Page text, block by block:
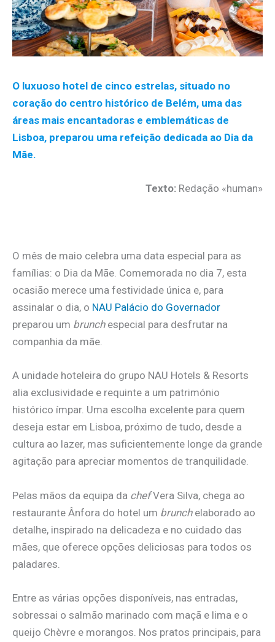
O luxuoso hotel de cinco estrelas, situado no
coração do centro histórico de Belém, uma das
áreas mais encantadoras e emblemáticas de
Lisboa, preparou uma refeição dedicada ao Dia da
Mãe.
Texto: Redação «human»
O mês de maio celebra uma data especial para as
famílias: o Dia da Mãe. Comemorada no dia 7, esta
ocasião merece uma festividade única e, para
assinalar o dia, o NAU Palácio do Governador
preparou um brunchespecial para desfrutar na
companhia da mãe.
A unidade hoteleira do grupo NAU Hotels & Resorts
alia exclusividade e requinte a um património
histórico ímpar. Uma escolha excelente para quem
deseja estar em Lisboa, próximo de tudo, desde a
cultura ao lazer, mas suficientemente longe da grande
agitação para apreciar momentos de tranquilidade.
Pelas mãos da equipa da chefVera Silva, chega ao
restaurante Ânfora do hotel um brunchelaborado ao
detalhe, inspirado na delicadeza e no cuidado das
mães, que oferece opções deliciosas para todos os
paladares.
Entre as várias opções disponíveis, nas entradas,
sobressai o salmão marinado com maçã e lima e o
queijo Chèvre e morangos. Nos pratos principais, para